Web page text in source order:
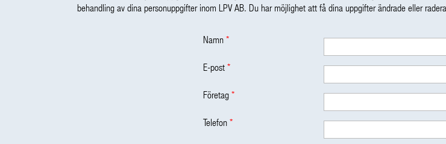
behandling av dina personuppgifter inom LPV AB. Du har möjlighet att få dina uppgifter ändrade eller
Namn *
E-post *
Företag *
Telefon *